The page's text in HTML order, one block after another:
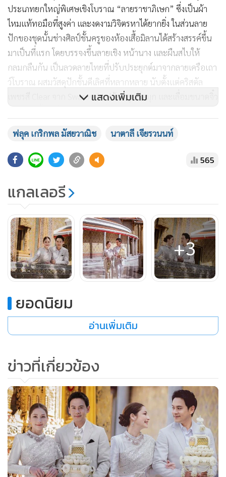
ประเภทยกใหญ่พิเศษเชิงโบราณ “ลายราชาภิเษก” ซึ่งเป็นผ้า
ไหมแท้ทอมือที่สูงค่า และงดงามวิจิตรหาได้ยากยิ่ง ในส่วนลาย
ปักของชุดนั้นช่างศิลป์ชั้นครูของห้องเสื้อมิลานได้สร้างสรรค์ขึ้น
มาเป็นที่แรก โดยบรรจงขึ้นลายเชิง หน้านาง และผืนสไบให้
กลมกลืนกัน เป็นลวดลายไทยที่ปรับประยุกต์มาจากลายเครือเถา
ว์โบราณ ผสมวัสดุปักชั้นดีเลิศที่หลากหลาย นับตั้งแต่คริสตัล
เพชรสี Clear จาก Swarovski ปล้อง ลูกปัดมุก และเลื่อมขนาดจิ๋ว
เป็นพู่ชายครุยห้อยระย้า ถือว่าเป็นงานสร้างสรรค์สุดเลอค่าอีก
หนึ่งชิ้นจากห้องเสื้อมิลาน สำหรับเครื่องประดับที่สวมใส่นั้นเป็น
เครื่องประดับไทยโบราณแท้ จากช่างทองหลวง “ศรีทวี”
โดย “นาตาลี เจียรวนนท์” พร้อม “ฟลุค-เกริกพล มัสยวาณิช”
จะมีพิธีหมั้นและมงคลสมรสในวันเสาร์ที่ 14 มีนาคม 2563 ส่วน
งานฉลองมงคลสมรสจัดขึ้นในวันอังคารที่ 24 มีนาคม 2563
แสดงเพิ่มเติม
ฟลุค เกริกพล มัสยวาณิช นาตาลี เจียรวนนท์
565
แกลเลอรี
+3
ยอดนิยม
อ่านเพิ่มเติม
ข่าวที่เกี่ยวข้อง